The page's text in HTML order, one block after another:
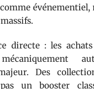
événementiel,
directe : les
Des
un booster